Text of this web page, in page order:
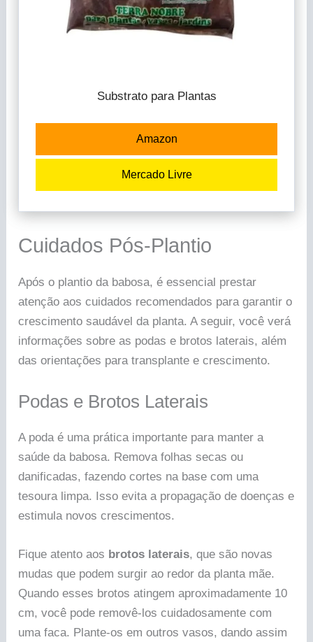
Substrato para Plantas
Amazon
Mercado Livre
Cuidados Pós-Plantio
Após o plantio da babosa, é essencial prestar
atenção aos cuidados recomendados para garantir o
crescimento saudável da planta. A seguir, você verá
informações sobre as podas e brotos laterais, além
das orientações para transplante e crescimento.
Podas e Brotos Laterais
A poda é uma prática importante para manter a
saúde da babosa. Remova folhas secas ou
danificadas, fazendo cortes na base com uma
tesoura limpa. Isso evita a propagação de doenças e
estimula novos crescimentos.
Fique atento aos brotos laterais, que são novas
mudas que podem surgir ao redor da planta mãe.
Quando esses brotos atingem aproximadamente 10
cm, você pode removê-los cuidadosamente com
uma faca. Plante-os em outros vasos, dando assim